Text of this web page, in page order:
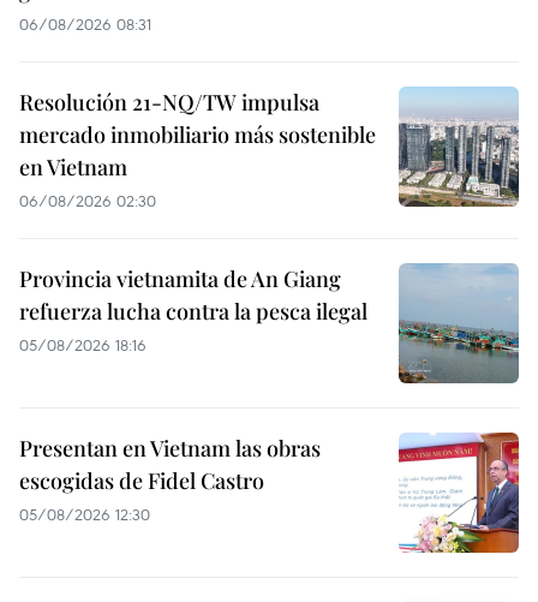
06/08/2026 08:31
Resolución 21-NQ/TW impulsa
mercado inmobiliario más sostenible
en Vietnam
06/08/2026 02:30
Provincia vietnamita de An Giang
refuerza lucha contra la pesca ilegal
05/08/2026 18:16
Presentan en Vietnam las obras
escogidas de Fidel Castro
05/08/2026 12:30